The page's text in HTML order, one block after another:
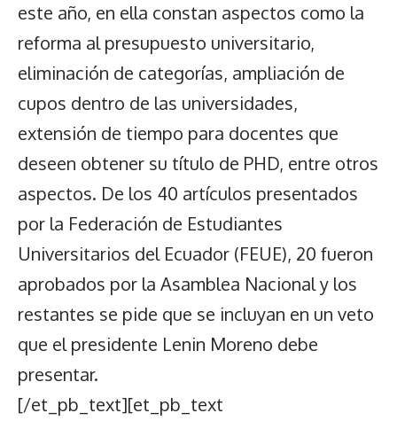
este año, en ella constan aspectos como la
reforma al presupuesto universitario,
eliminación de categorías, ampliación de
cupos dentro de las universidades,
extensión de tiempo para docentes que
deseen obtener su título de PHD, entre otros
aspectos. De los 40 artículos presentados
por la Federación de Estudiantes
Universitarios del Ecuador (FEUE), 20 fueron
aprobados por la Asamblea Nacional y los
restantes se pide que se incluyan en un veto
que el presidente Lenin Moreno debe
presentar.
[/et_pb_text][et_pb_text